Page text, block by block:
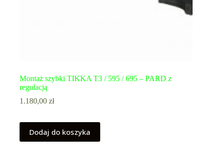
Montaż szybki TIKKA T3 / 595 / 695 – PARD z
regulacją
1.180,00 zł
Dodaj do koszyka